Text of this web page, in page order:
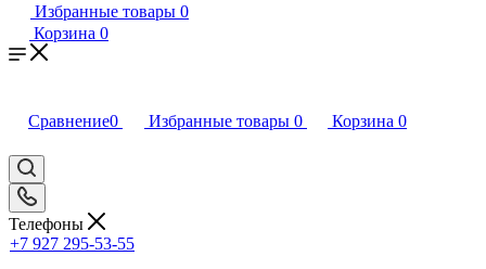
Избранные товары 0
Корзина 0
Сравнение0 Избранные товары 0 Корзина 0
Телефоны
+7 927 295-53-55